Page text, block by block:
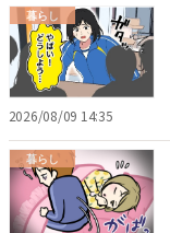
暮らし
2026/08/09 14:35
暮らし